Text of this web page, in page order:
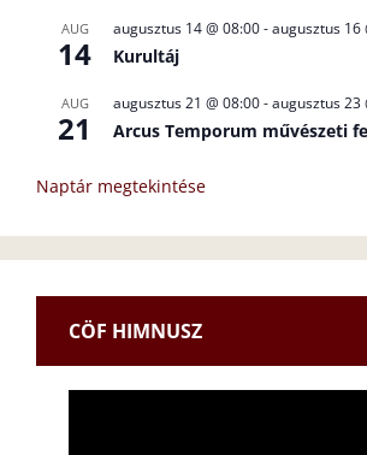
AUG
14
augusztus 14 @ 08:00-augusztus 16
Kurultáj
AUG
21
augusztus 21 @ 08:00-augusztus 23
Arcus Temporum művészeti
Naptár megtekintése
CÖF HIMNUSZ